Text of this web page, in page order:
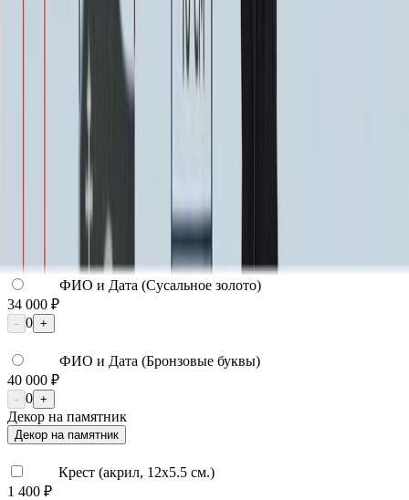
ФИО и Дата (Гравировка)
ФИО и Дата (Пескоструй)
ФИО и Дата (Скарпель)
ФИО и Дата (Сусальное золото)
34 000 ₽
- 0 +
ФИО и Дата (Бронзовые буквы)
40 000 ₽
- 0 +
Декор на памятник
Декор на памятник
Крест (акрил, 12х5.5 см.)
1 400 ₽